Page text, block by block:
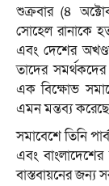
শুক্রবার (৪
সোহেল রানাকে
এবং দেশের
তাদের
এক বিক্ষোভ
এমন মন্তব্য
সমাবেশে তিনি
এবং
বাস্তবায়নের জন্য